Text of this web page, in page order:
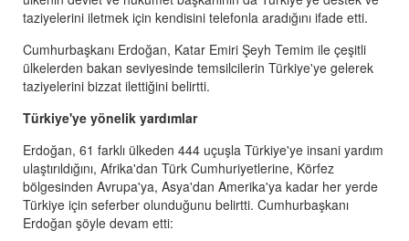
taziyelerini iletmek için kendisini telefonla aradığını ifade etti.
Cumhurbaşkanı Erdoğan, Katar Emiri Şeyh Temim ile çeşitli
ülkelerden bakan seviyesinde temsilcilerin Türkiye'ye gelerek
taziyelerini bizzat ilettiğini belirtti.
Türkiye'ye yönelik yardımlar
Erdoğan, 61 farklı ülkeden 444 uçuşla Türkiye'ye insani yardım
ulaştırıldığını, Afrika'dan Türk Cumhuriyetlerine, Körfez
bölgesinden Avrupa'ya, Asya'dan Amerika'ya kadar her yerde
Türkiye için seferber olunduğunu belirtti. Cumhurbaşkanı
Erdoğan şöyle devam etti: